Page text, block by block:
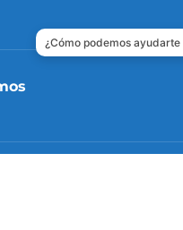
¿Cómo podemos ayudarte